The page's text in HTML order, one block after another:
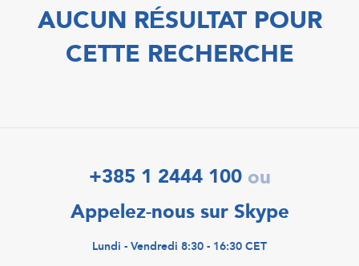
AUCUN RÉSULTAT POUR
CETTE RECHERCHE
+385 1 2444 100 ou
Appelez-nous sur Skype
Lundi - Vendredi 8:30 - 16:30 CET